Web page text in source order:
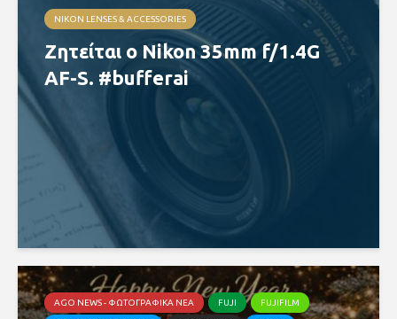
NIKON LENSES & ACCESSORIES
Ζητείται ο Nikon 35mm f/1.4G
AF-S. #bufferai
AGO NEWS - ΦΩΤΟΓΡΑΦΙΚΆ ΝΈΑ FUJI FUJIFILM